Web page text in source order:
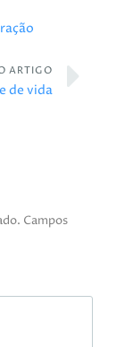
ARTIGO
de vida
Campos